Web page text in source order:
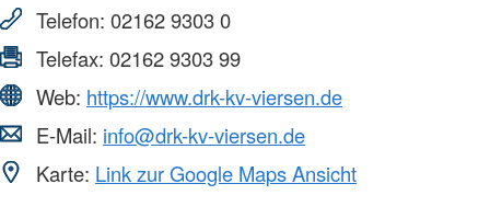
Telefon: 02162 9303 0
Telefax: 02162 9303 99
Web: https://www.drk-kv-viersen.de
E-Mail: info@drk-kv-viersen.de
Karte: Link zur Google Maps Ansicht